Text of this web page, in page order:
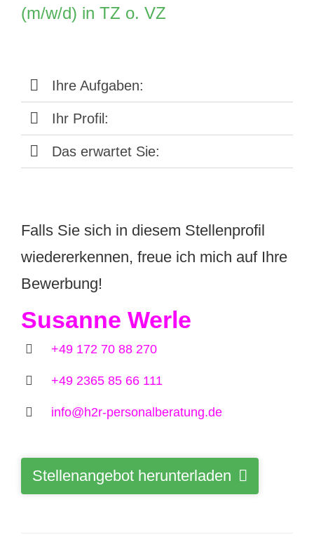
(m/w/d) in TZ o. VZ
Ihre Aufgaben:
Ihr Profil:
Das erwartet Sie:
Falls Sie sich in diesem Stellenprofil
wiedererkennen, freue ich mich auf Ihre
Bewerbung!
Susanne Werle
+49 172 70 88 270
+49 2365 85 66 111
info@h2r-personalberatung.de
Stellenangebot herunterladen